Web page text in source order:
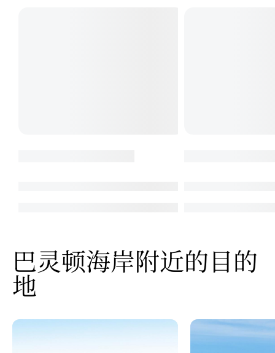
巴灵顿海岸附近的目的
地